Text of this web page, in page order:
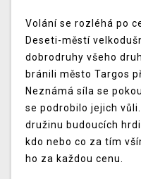
Volání se rozléhá po
Deseti-městí
dobrodruhy všeho
bránili město Targos
Neznámá síla se
se podrobilo jejich
družinu budoucích
kdo nebo co za tím
ho za každou cenu.